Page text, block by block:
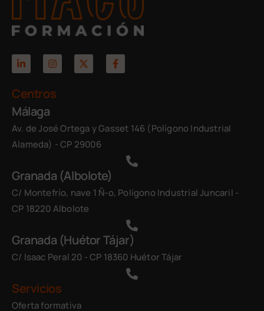
Servicios
Oferta formativa
Centros
Málaga
Av. de José Ortega y Gasset 146 (Polígono Industrial
Alameda) - CP 29006
Granada (Albolote)
C/ Montefrío, nave 1 Ñ-o, Polígono Industrial Juncaril -
CP 18220 Albolote
Granada (Huétor Tájar)
C/ Isaac Peral 20 - CP 18360 Huétor Tájar